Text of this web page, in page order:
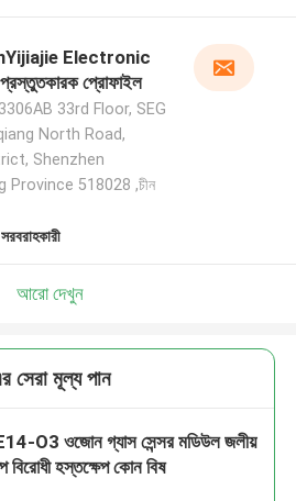
Electronic
প্রোফাইল
33rd Floor, SEG
North Road,
Shenzhen
Province 518028 ,চীন
আরো দেখুন
সেরা মূল্য পান
O3 ওজোন গ্যাস সেন্সর মডিউল জলীয়
বিরোধী হস্তক্ষেপ কোন বিষ